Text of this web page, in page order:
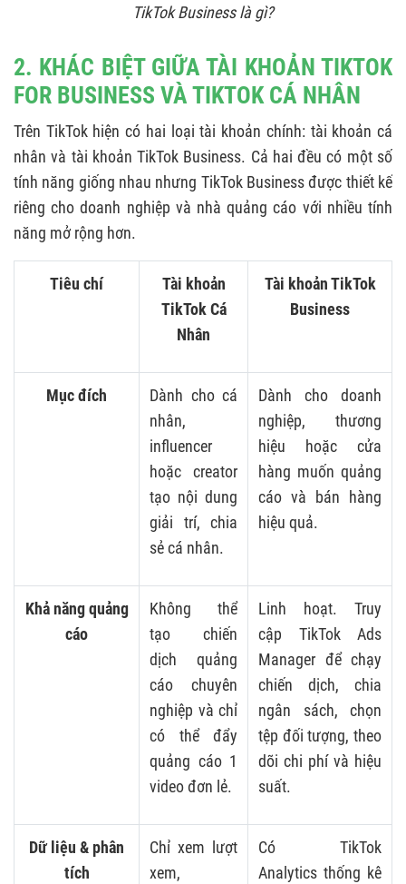
TikTok Business là gì?
2. KHÁC BIỆT GIỮA TÀI KHOẢN TIKTOK
FOR BUSINESS VÀ TIKTOK CÁ NHÂN
Trên TikTok hiện có hai loại tài khoản chính: tài khoản cá
nhân và tài khoản TikTok Business. Cả hai đều có một số
tính năng giống nhau nhưng TikTok Business được thiết kế
riêng cho doanh nghiệp và nhà quảng cáo với nhiều tính
năng mở rộng hơn.
Tiêu chí
Tài khoản
TikTok Cá
Nhân
Tài khoản TikTok
Business
Mục đích
Dành cho cá
nhân,
influencer
hoặc creator
tạo nội dung
giải trí, chia
sẻ cá nhân.
Dành cho doanh
nghiệp, thương
hiệu hoặc cửa
hàng muốn quảng
cáo và bán hàng
hiệu quả.
Khả năng quảng
cáo
Không thể
tạo chiến
dịch quảng
cáo chuyên
nghiệp và chỉ
có thể đẩy
quảng cáo 1
video đơn lẻ.
Linh hoạt. Truy
cập TikTok Ads
Manager để chạy
chiến dịch, chia
ngân sách, chọn
tệp đối tượng, theo
dõi chi phí và hiệu
suất.
Dữ liệu & phân
tích
Chỉ xem lượt
xem,
Có TikTok
Analytics thống kê